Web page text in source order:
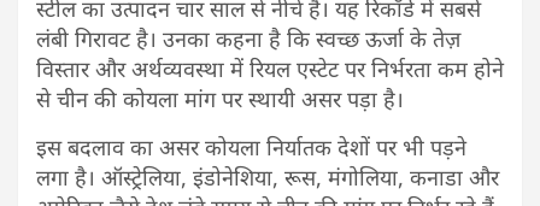
स्टील का उत्पादन चार साल से नीचे है। यह रिकॉर्ड में सबसे
लंबी गिरावट है। उनका कहना है कि स्वच्छ ऊर्जा के तेज़
विस्तार और अर्थव्यवस्था में रियल एस्टेट पर निर्भरता कम होने
से चीन की कोयला मांग पर स्थायी असर पड़ा है।
इस बदलाव का असर कोयला निर्यातक देशों पर भी पड़ने
लगा है। ऑस्ट्रेलिया, इंडोनेशिया, रूस, मंगोलिया, कनाडा और